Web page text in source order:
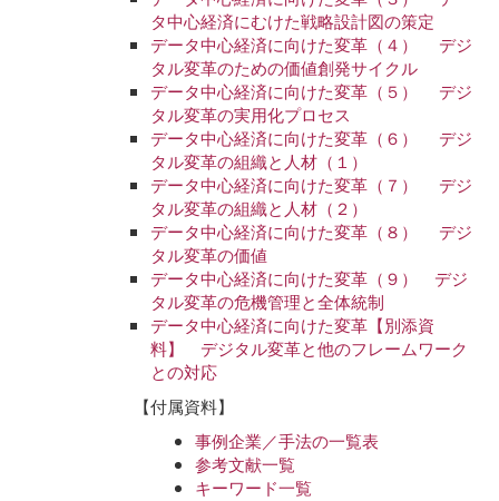
タ中心経済にむけた戦略設計図の策定
データ中心経済に向けた変革（４） デジ
タル変革のための価値創発サイクル
データ中心経済に向けた変革（５） デジ
タル変革の実用化プロセス
データ中心経済に向けた変革（６） デジ
タル変革の組織と人材（１）
データ中心経済に向けた変革（７） デジ
タル変革の組織と人材（２）
データ中心経済に向けた変革（８） デジ
タル変革の価値
データ中心経済に向けた変革（９） デジ
タル変革の危機管理と全体統制
データ中心経済に向けた変革【別添資
料】 デジタル変革と他のフレームワーク
との対応
【付属資料】
事例企業／手法の一覧表
参考文献一覧
キーワード一覧